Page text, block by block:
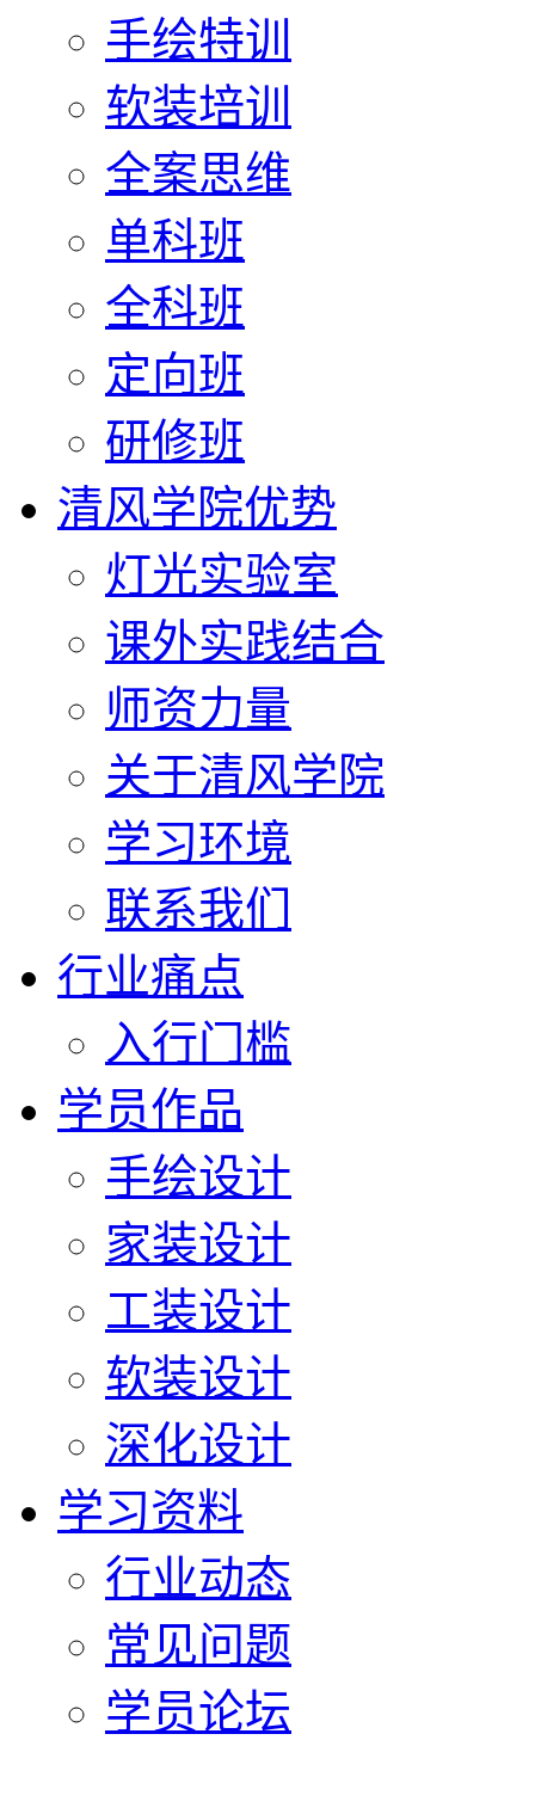
手绘特训
软装培训
全案思维
单科班
全科班
定向班
研修班
清风学院优势
灯光实验室
课外实践结合
师资力量
关于清风学院
学习环境
联系我们
行业痛点
入行门槛
学员作品
手绘设计
家装设计
工装设计
软装设计
深化设计
学习资料
行业动态
常见问题
学员论坛